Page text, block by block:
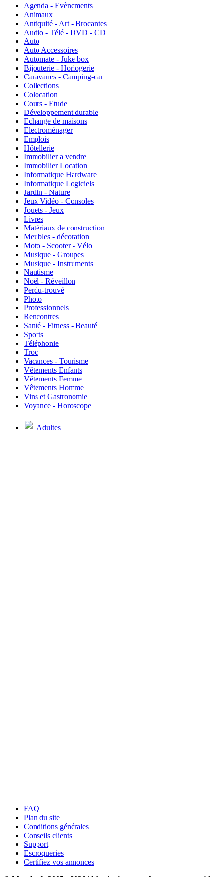
Agenda - Evènements
Animaux
Antiquité - Art - Brocantes
Audio - Télé - DVD - CD
Auto
Auto Accessoires
Automate - Juke box
Bijouterie - Horlogerie
Caravanes - Camping-car
Collections
Colocation
Cours - Etude
Développement durable
Echange de maisons
Electroménager
Emplois
Hôtellerie
Immobilier a vendre
Immobilier Location
Informatique Hardware
Informatique Logiciels
Jardin - Nature
Jeux Vidéo - Consoles
Jouets - Jeux
Livres
Matériaux de construction
Meubles - décoration
Moto - Scooter - Vélo
Musique - Groupes
Musique - Instruments
Nautisme
Noël - Réveillon
Perdu-trouvé
Photo
Professionnels
Rencontres
Santé - Fitness - Beauté
Sports
Téléphonie
Troc
Vacances - Tourisme
Vêtements Enfants
Vêtements Femme
Vêtements Homme
Vins et Gastronomie
Voyance - Horoscope
Adultes
FAQ
Plan du site
Conditions générales
Conseils clients
Support
Escroqueries
Certifiez vos annonces